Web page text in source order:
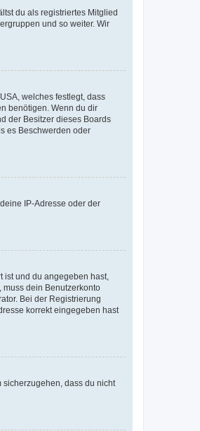
du als registriertes Mitglied
und so weiter. Wir
welches festlegt, dass
benötigen. Wenn du dir
der Besitzer dieses Boards
es Beschwerden oder
IP-Adresse oder der
ist und du angegeben hast,
muss dein Benutzerkonto
Bei der Registrierung
korrekt eingegeben hast
sicherzugehen, dass du nicht